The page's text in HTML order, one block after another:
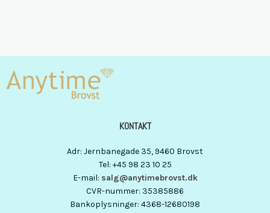
KONTAKT
Adr: Jernbanegade 35, 9460 Brovst
Tel: +45 98 23 10 25
E-mail: salg@anytimebrovst.dk
CVR-nummer: 35385886
Bankoplysninger: 4368-12680198